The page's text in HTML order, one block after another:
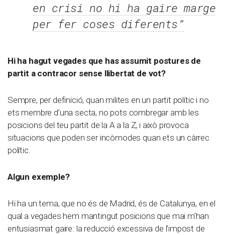
en crisi no hi ha gaire marge
per fer coses diferents”
Hi ha hagut vegades que has assumit postures de
partit a contracor sense llibertat de vot?
Sempre, per definició, quan milites en un partit polític i no
ets membre d’una secta, no pots combregar amb les
posicions del teu partit de la A a la Z, i això provoca
situacions que poden ser incòmodes quan ets un càrrec
polític.
Algun exemple?
Hi ha un tema, que no és de Madrid, és de Catalunya, en el
qual a vegades hem mantingut posicions que mai m’han
entusiasmat gaire: la reducció excessiva de l’impost de